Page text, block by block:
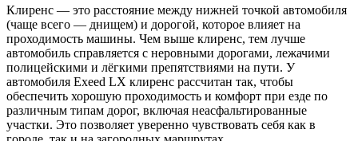
Клиренс — это расстояние между нижней точкой автомобиля
(чаще всего — днищем) и дорогой, которое влияет на
проходимость машины. Чем выше клиренс, тем лучше
автомобиль справляется с неровными дорогами, лежачими
полицейскими и лёгкими препятствиями на пути. У
автомобиля Exeed LX клиренс рассчитан так, чтобы
обеспечить хорошую проходимость и комфорт при езде по
различным типам дорог, включая неасфальтированные
участки. Это позволяет уверенно чувствовать себя как в